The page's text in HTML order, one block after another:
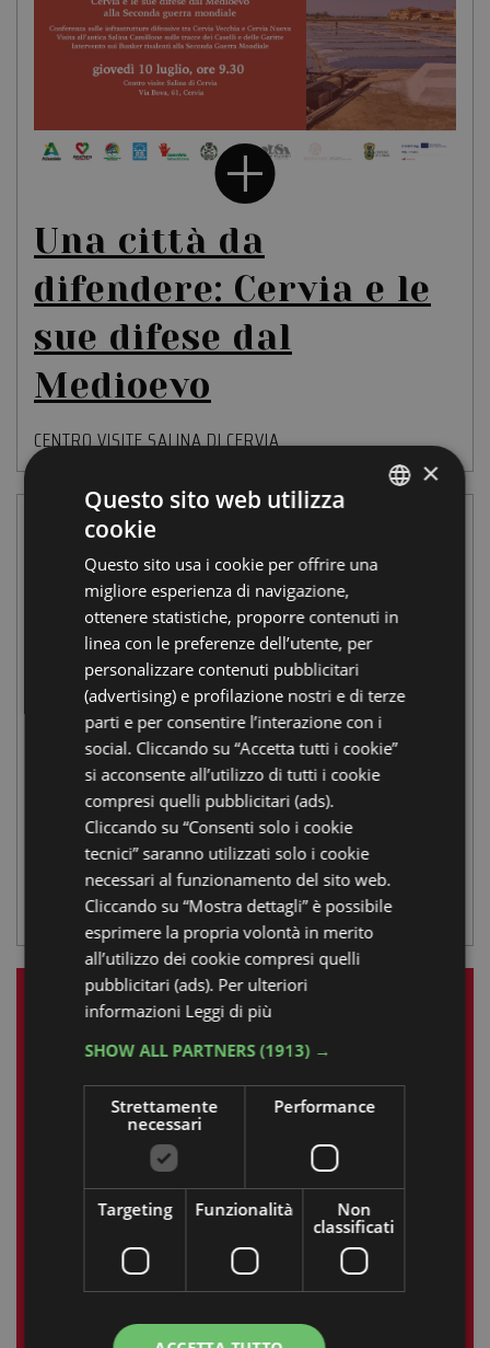
Una città da
difendere: Cervia e le
sue difese dal
Medioevo
CENTRO VISITE SALINA DI CERVIA
A lume di Candela
ROCCA DI RIOLO,APPENNINO FAENTINO
LE NOSTRE ESPERIENZE
M M V S
8 10 12
15 17 19
22 23 24 25 26
29 30 31
ENGLISH
FRENCH
×
Questo sito web utilizza
cookie
Questo sito usa i cookie per offrire una
migliore esperienza di navigazione,
ottenere statistiche, proporre contenuti in
linea con le preferenze dell’utente, per
personalizzare contenuti pubblicitari
(advertising) e profilazione nostri e di terze
parti e per consentire l’interazione con i
social. Cliccando su “Accetta tutti i cookie”
si acconsente all’utilizzo di tutti i cookie
compresi quelli pubblicitari (ads).
Cliccando su “Consenti solo i cookie
tecnici” saranno utilizzati solo i cookie
necessari al funzionamento del sito web.
Cliccando su “Mostra dettagli” è possibile
esprimere la propria volontà in merito
all’utilizzo dei cookie compresi quelli
pubblicitari (ads). Per ulteriori
informazioni Leggi di più
SHOW ALL PARTNERS (1913) →
Strettamente
necessari
Performance
Targeting Funzionalità
Non
classificati